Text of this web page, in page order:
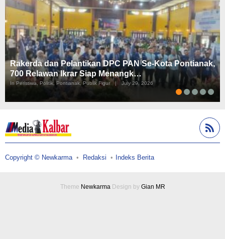
Rakerda dan Pelantikan DPC PAN Se-Kota Pontianak,
700 Relawan Ikrar Siap Menangk…
In Peristiwa, Politik, Pontianak, Publik Figur July 29, 2026
Copyright © Newkarma Redaksi Indeks Berita
Theme NewkarmaDesign by Gian MR